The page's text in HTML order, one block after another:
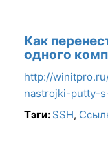
Как
одного
http://
nastrojki-putty-
Тэги: SSH,